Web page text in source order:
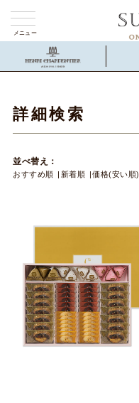
メニュー
詳細検索
並べ替え：
おすすめ順 新着順 価格(安い順)